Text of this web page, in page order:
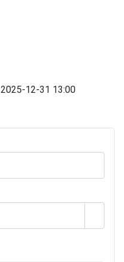
2025-12-31 13:00